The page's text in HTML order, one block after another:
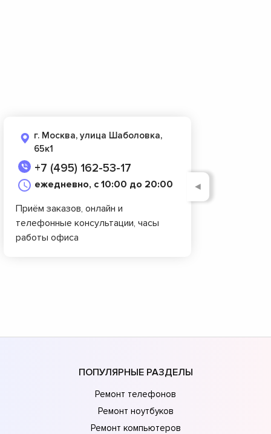
г. Москва, улица Шаболовка,
65к1
+7 (495) 162-53-17
ежедневно, с 10:00 до 20:00
Приём заказов, онлайн и
телефонные консультации, часы
работы офиса
◄
ПОПУЛЯРНЫЕ РАЗДЕЛЫ
Ремонт телефонов
Ремонт ноутбуков
Ремонт компьютеров